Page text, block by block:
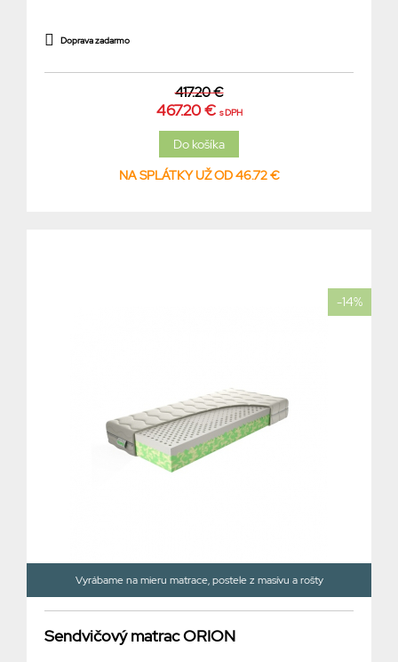
Doprava zadarmo
417.20 €
467.20 € s DPH
NA SPLÁTKY UŽ OD 46.72 €
-14%
Vyrábame na mieru matrace, postele z masívu a rošty
Sendvičový matrac ORION